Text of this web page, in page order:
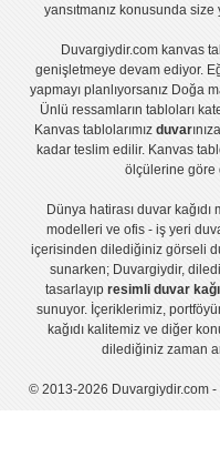
yansıtmanız konusunda
Duvargiydir.com kanvas
genişletmeye devam ediyor.
yapmayı planlıyorsanız Doğa
Ünlü ressamların tabloları
Kanvas tablolarımız duvar
kadar teslim edilir. Kanvas
ölçülerine göre
Dünya hatirası duvar kağıdı
modelleri ve ofis - iş yeri
içerisinden dilediğiniz görseli
sunarken; Duvargiydir,
tasarlayıp resimli duvar
sunuyor. İçeriklerimiz,
kağıdı kalitemiz ve diğer
dilediğiniz zaman
© 2013-2026 Duvargiydir.com -